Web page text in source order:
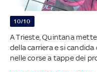
10/10
A Trieste, Quintana
della carriera e si
nelle corse a tappe dei